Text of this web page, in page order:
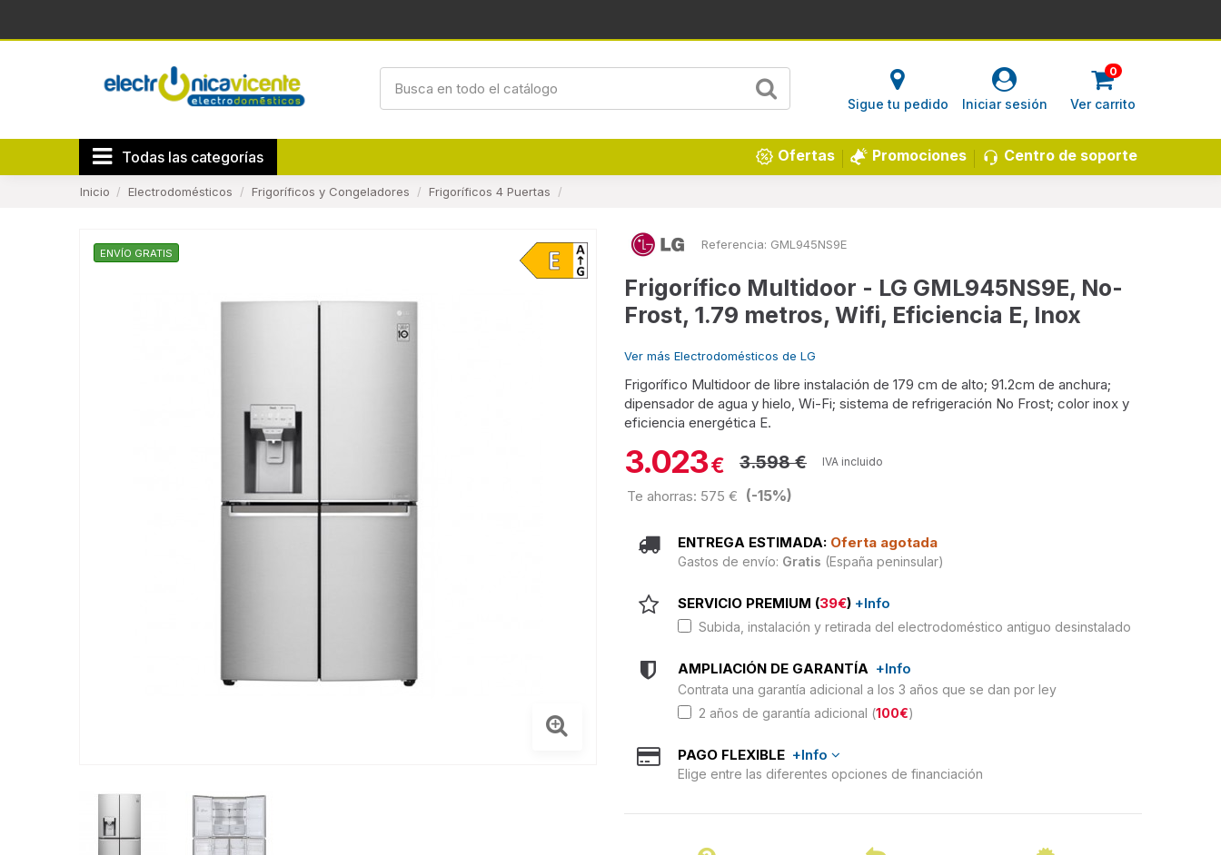
Sigue tu pedido Iniciar sesión
0
Ver carrito
Todas las categorías Centro de soporte
Promociones
Ofertas
Inicio Electrodomésticos Frigoríficos y Congeladores Frigoríficos 4 Puertas
ENVÍO GRATIS
Referencia: GML945NS9E
Frigorífico Multidoor - LG GML945NS9E, No-
Frost, 1.79 metros, Wifi, Eficiencia E, Inox
Ver más Electrodomésticos de LG
Frigorífico Multidoor de libre instalación de 179 cm de alto; 91.2cm de anchura;
dipensador de agua y hielo, Wi-Fi; sistema de refrigeración No Frost; color inox y
eficiencia energética E.
3.023€ 3.598 € IVA incluido
Te ahorras: 575 € (-15%)
ENTREGA ESTIMADA: Oferta agotada
Gastos de envío: Gratis (España peninsular)
SERVICIO PREMIUM (39€) +Info
Subida, instalación y retirada del electrodoméstico antiguo desinstalado
AMPLIACIÓN DE GARANTÍA +Info
Contrata una garantía adicional a los 3 años que se dan por ley
2 años de garantía adicional (100€)
PAGO FLEXIBLE +Info
Elige entre las diferentes opciones de financiación